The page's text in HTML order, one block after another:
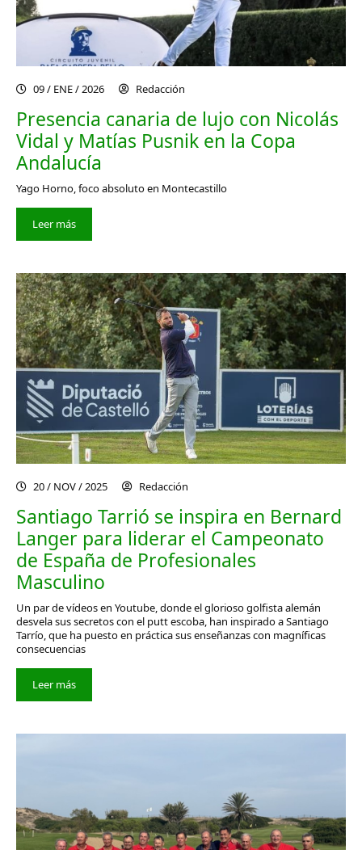
09 / ENE / 2026 Redacción
Presencia canaria de lujo con Nicolás
Vidal y Matías Pusnik en la Copa
Andalucía
Yago Horno, foco absoluto en Montecastillo
Leer más
20 / NOV / 2025 Redacción
Santiago Tarrió se inspira en Bernard
Langer para liderar el Campeonato
de España de Profesionales
Masculino
Un par de vídeos en Youtube, donde el glorioso golfista alemán
desvela sus secretos con el putt escoba, han inspirado a Santiago
Tarrío, que ha puesto en práctica sus enseñanzas con magníficas
consecuencias
Leer más